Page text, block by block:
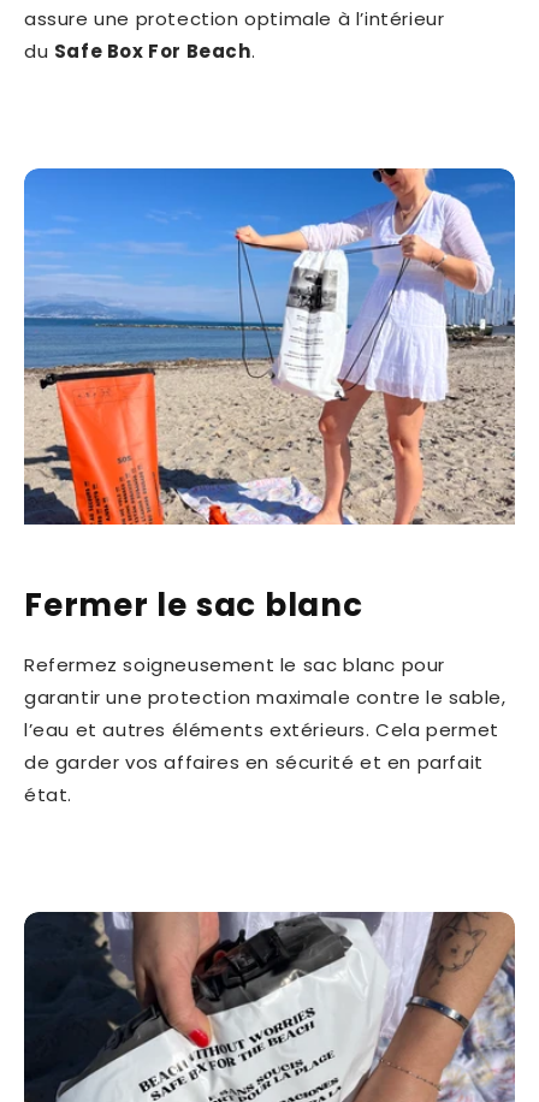
assure une protection optimale à l’intérieur
du Safe Box For Beach.
Fermer le sac blanc
Refermez soigneusement le sac blanc pour
garantir une protection maximale contre le sable,
l’eau et autres éléments extérieurs. Cela permet
de garder vos affaires en sécurité et en parfait
état.